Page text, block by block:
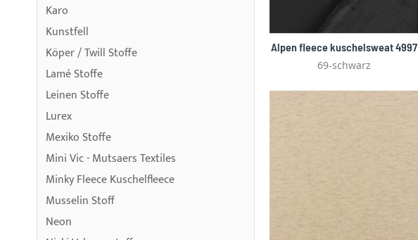
Alpen fleece kuschelsweat 4997
69-schwarz
Karo
Kunstfell
Köper / Twill Stoffe
Lamé Stoffe
Leinen Stoffe
Lurex
Mexiko Stoffe
Mini Vic - Mutsaers Textiles
Minky Fleece Kuschelfleece
Musselin Stoff
Neon